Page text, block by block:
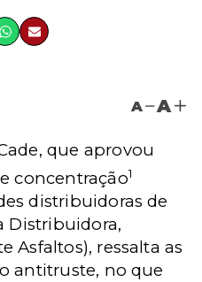
A A
que aprovou
concentração1
distribuidoras de
Distribuidora,
Asfaltos), ressalta as
antitruste, no que